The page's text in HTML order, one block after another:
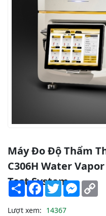
Máy Đo Độ Thẩm
C306H Water
Test System
ShareFacebook
Twitter
Lượt xem: 14367